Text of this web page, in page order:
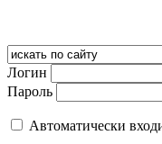
Логин
Пароль
Автоматически